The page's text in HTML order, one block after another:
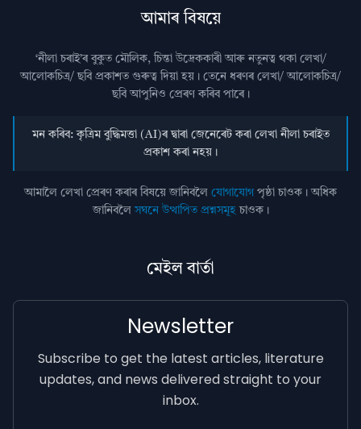
আমাৰ বিষয়ে
‘নীলা চৰাই’ৰ বুকুত মৌলিক, চিন্তা উদ্রেককাৰী আৰু নতুনত্ব থকা লেখা/
আলোকচিত্ৰ/ ছবি প্রকাশত গুৰুত্ব দিয়া হয়। তেনে ধৰণৰ লেখা/ আলোকচিত্ৰ/
ছবি আপুনিও প্রেৰণ কৰিব পাৰে।
মন কৰিব: কৃত্ৰিম বুদ্ধিমত্তা (AI)ৰ দ্বাৰা জেনেৰেট কৰা লেখা নীলা চৰাইত
প্ৰকাশ কৰা নহয়।
আমালৈ লেখা প্ৰেৰণ কৰাৰ বিষয়ে জানিবলৈ যোগাযোগ পৃষ্ঠা চাওক। অধিক
জানিবলৈসঘনে উত্থাপিত প্ৰশ্নসমূহচাওক।
মেইল বাৰ্তা
Newsletter
Subscribe to get the latest articles, literature
updates, and news delivered straight to your
inbox.